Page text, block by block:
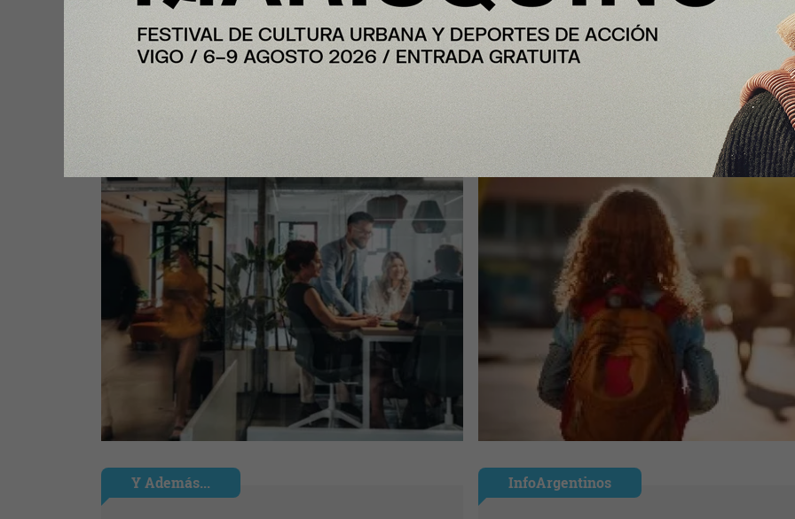
vacantes en julio en Cataluña, con el
impulso de educación y formación
Las familias destinarán 198 euros
media a la «Vuelta al cole» por
internet (un 9% más que el año
pasado)
Y Además... InfoArgentinos